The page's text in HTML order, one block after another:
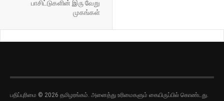
பாசிட்டுகளின் இரு வேறு
முகங்கள்
பதிப்புரிமை © 2026 தமிழரங்கம். அனைத்து உரிமைகளும் கையிருப்பில் கொண்டது.